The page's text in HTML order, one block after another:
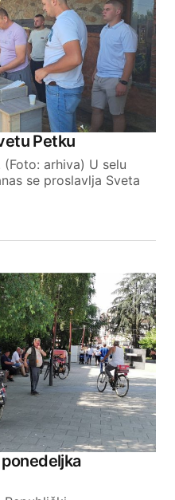
Petku
arhiva) U selu
se proslavlja Sveta